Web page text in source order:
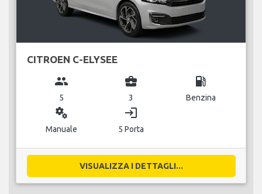
CITROEN C-ELYSEE
group
5
business_center
3
local_gas_station
Benzina
miscellaneous_services
Manuale
login
5 Porta
VISUALIZZA I DETTAGLI...